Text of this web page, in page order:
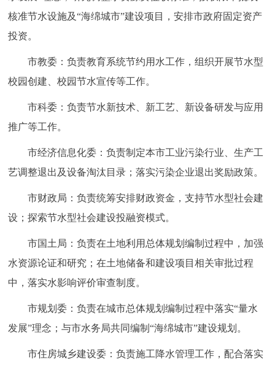
核准节水设施及“海绵城市”建设项目，安排市政府固定资产
投资。
市教委：负责教育系统节约用水工作，组织开展节水型
校园创建、校园节水宣传等工作。
市科委：负责节水新技术、新工艺、新设备研发与应用
推广等工作。
市经济信息化委：负责制定本市工业污染行业、生产工
艺调整退出及设备淘汰目录；落实污染企业退出奖励政策。
市财政局：负责统筹安排财政资金，支持节水型社会建
设；探索节水型社会建设投融资模式。
市国土局：负责在土地利用总体规划编制过程中，加强
水资源论证和研究；在土地储备和建设项目相关审批过程
中，落实水影响评价审查制度。
市规划委：负责在城市总体规划编制过程中落实“量水
发展”理念；与市水务局共同编制“海绵城市”建设规划。
市住房城乡建设委：负责施工降水管理工作，配合落实